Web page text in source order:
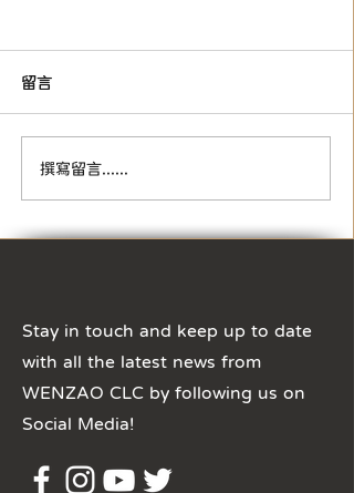
【停課通知】颱風天停課
留言
撰寫留言......
Stay in touch and keep up to date
with all the latest news from
WENZAO CLC by following us on
Social Media!